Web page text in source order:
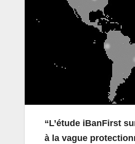
“L’étude iBanFirst
à la vague